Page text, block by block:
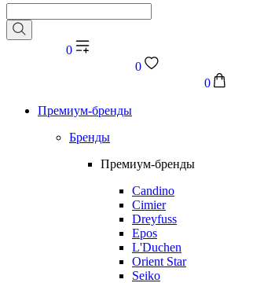
0
0
0
Премиум-бренды
Бренды
Премиум-бренды
Candino
Cimier
Dreyfuss
Epos
L'Duchen
Orient Star
Seiko